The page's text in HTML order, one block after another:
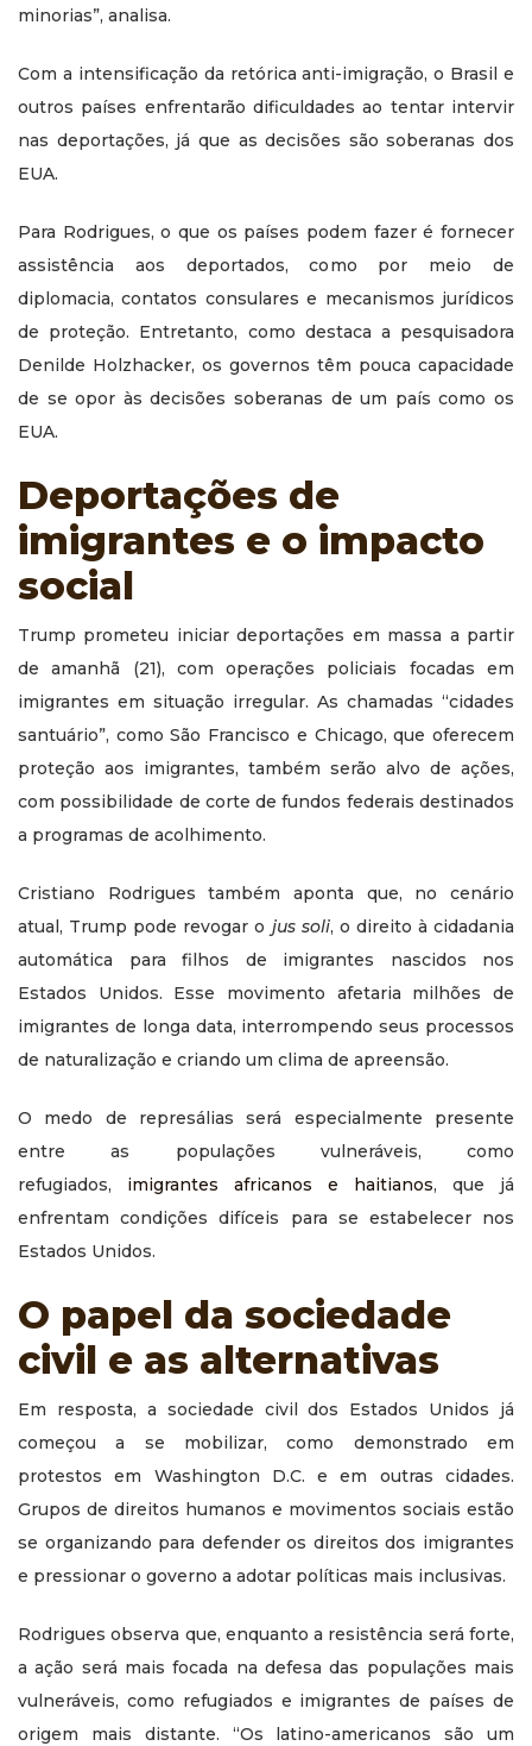
minorias”, analisa.
Com a intensificação da retórica anti-imigração, o Brasil e
outros países enfrentarão dificuldades ao tentar intervir
nas deportações, já que as decisões são soberanas dos
EUA.
Para Rodrigues, o que os países podem fazer é fornecer
assistência aos deportados, como por meio de
diplomacia, contatos consulares e mecanismos jurídicos
de proteção. Entretanto, como destaca a pesquisadora
Denilde Holzhacker, os governos têm pouca capacidade
de se opor às decisões soberanas de um país como os
EUA.
Deportações de
imigrantes e o impacto
social
Trump prometeu iniciar deportações em massa a partir
de amanhã (21), com operações policiais focadas em
imigrantes em situação irregular. As chamadas “cidades
santuário”, como São Francisco e Chicago, que oferecem
proteção aos imigrantes, também serão alvo de ações,
com possibilidade de corte de fundos federais destinados
a programas de acolhimento.
Cristiano Rodrigues também aponta que, no cenário
atual, Trump pode revogar o jus soli, o direito à cidadania
automática para filhos de imigrantes nascidos nos
Estados Unidos. Esse movimento afetaria milhões de
imigrantes de longa data, interrompendo seus processos
de naturalização e criando um clima de apreensão.
O medo de represálias será especialmente presente
entre as populações vulneráveis, como
refugiados, imigrantes africanos e haitianos, que já
enfrentam condições difíceis para se estabelecer nos
Estados Unidos.
O papel da sociedade
civil e as alternativas
Em resposta, a sociedade civil dos Estados Unidos já
começou a se mobilizar, como demonstrado em
protestos em Washington D.C. e em outras cidades.
Grupos de direitos humanos e movimentos sociais estão
se organizando para defender os direitos dos imigrantes
e pressionar o governo a adotar políticas mais inclusivas.
Rodrigues observa que, enquanto a resistência será forte,
a ação será mais focada na defesa das populações mais
vulneráveis, como refugiados e imigrantes de países de
origem mais distante. “Os latino-americanos são um